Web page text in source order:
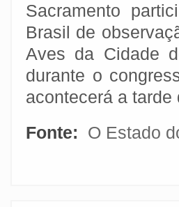
Sacramento
Brasil de
Aves da Cidade
durante o
acontecerá a
Fonte:
O Estado